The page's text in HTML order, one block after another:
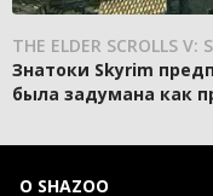
THE ELDER SCROLLS V:
Знатоки Skyrim
была задумана как
О SHAZOO